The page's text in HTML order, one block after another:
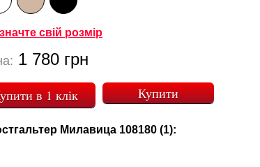
свій розмір
1 780 грн
в 1 клік
Милавица 108180 (1):